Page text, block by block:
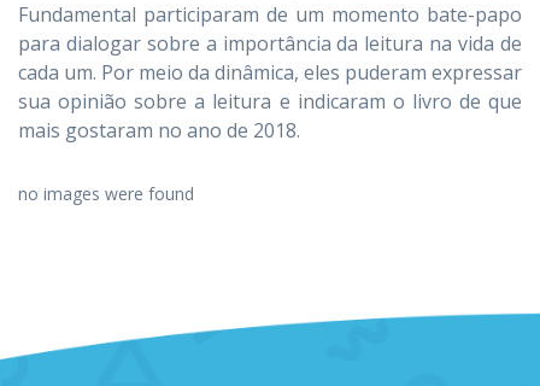
Fundamental participaram de um momento bate-papo
para dialogar sobre a importância da leitura na vida de
cada um. Por meio da dinâmica, eles puderam expressar
sua opinião sobre a leitura e indicaram o livro de que
mais gostaram no ano de 2018.
no images were found